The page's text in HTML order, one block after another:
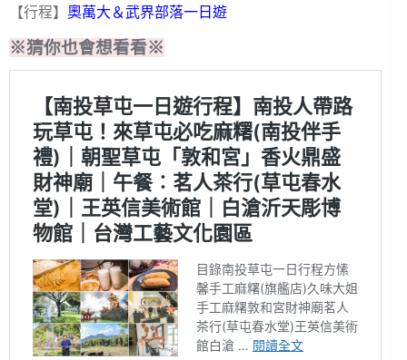
【行程】 奧萬大＆武界部落一日遊
※猜你也會想看看※